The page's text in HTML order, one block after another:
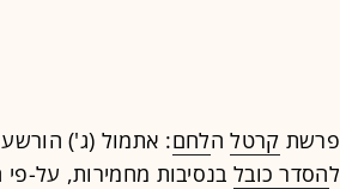
פרשת קרטלהלחם: אתמול (ג') הורשע
להסדר כובל בנסיבות מחמירות, על-